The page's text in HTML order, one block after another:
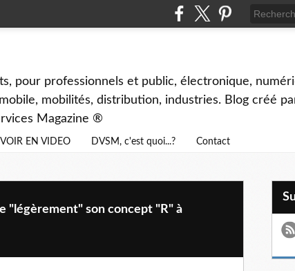
pour professionnels et public, électronique,
mobilités, distribution, industries. Blog créé
Magazine ®
EN VIDEO DVSM, c'est quoi...? Contact
"légèrement" son concept "R" à